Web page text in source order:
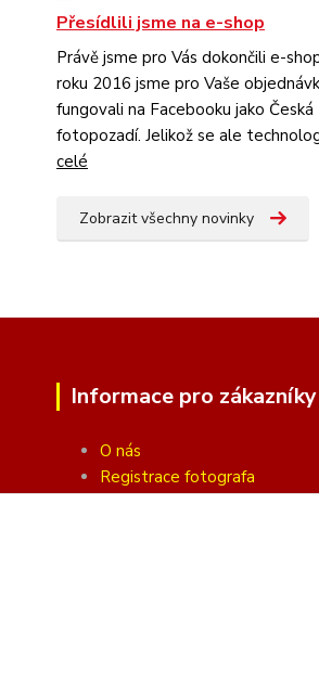
Přesídlili jsme na e-shop
Právě jsme pro Vás dokončili e-
roku 2016 jsme pro Vaše
fungovali na Facebooku jako Česká
fotopozadí. Jelikož se ale
celé
Zobrazit všechny novinky
Informace pro zákazníky
O nás
Registrace fotografa